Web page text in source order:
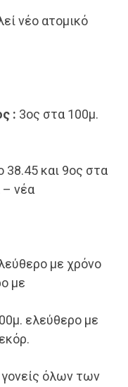
νέο ατομικό
: 3ος στα 100μ.
38.45 και 9ος στα
– νέα
με χρόνο
με
ελεύθερο με
όλων των